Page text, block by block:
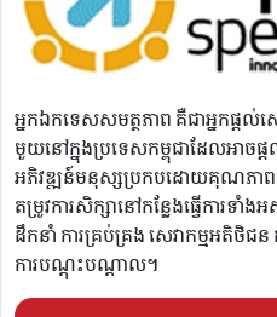
អ្នកឯកទេសសមត្ថភាព គឺជាអ្នកផ្ត
មួយនៅក្នុងប្រទេសកម្ពុជាដែលអា
អភិវឌ្ឍន៍មនុស្សប្រកបដោយគុណភាព
តម្រូវការសិក្សានៅកន្លែងធ្វើការទាំ
ដឹកនាំ ការគ្រប់គ្រង សេវាកម្មអតិថិជ
ការបណ្តុះបណ្តាល។